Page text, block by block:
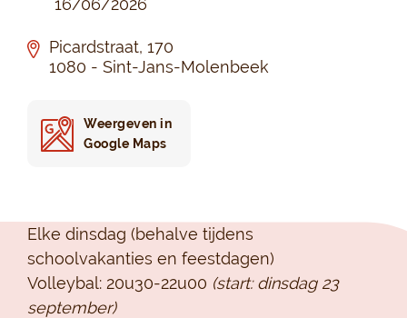
Picardstraat, 170
1080 - Sint-Jans-Molenbeek
Weergeven in
Google Maps
Elke dinsdag (behalve tijdens
schoolvakanties en feestdagen)
Volleybal: 20u30-22u00 (start: dinsdag 23
september)